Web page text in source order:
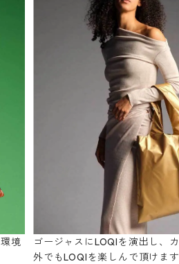
境
ゴージャスにLOQIを演出し、
外でもLOQIを楽しんで頂けます